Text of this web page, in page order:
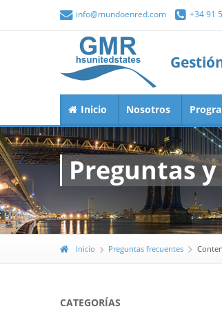
info@mundoenred.com +34 91
Inicio Nosotros
Preguntas
Inicio Preguntas frecuentes
CATEGORÍAS